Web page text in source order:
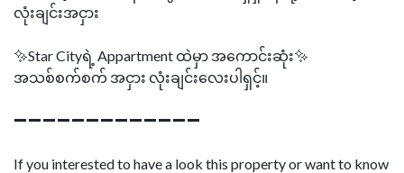
လုံးချင်းအငှား
✨Star Cityရဲ့ Appartment ထဲမှာ အကောင်းဆုံး✨
အသစ်စက်စက် အငှား လုံးချင်းလေးပါရှင့်။
➖➖➖➖➖➖➖➖➖➖➖➖➖
If you interested to have a look this property or want to know